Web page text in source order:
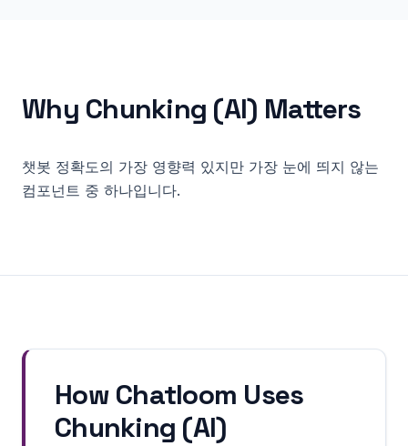
Why Chunking (AI) Matters
챗봇 정확도의 가장 영향력 있지만 가장 눈에 띄지 않는
컴포넌트 중 하나입니다.
How Chatloom Uses
Chunking (AI)